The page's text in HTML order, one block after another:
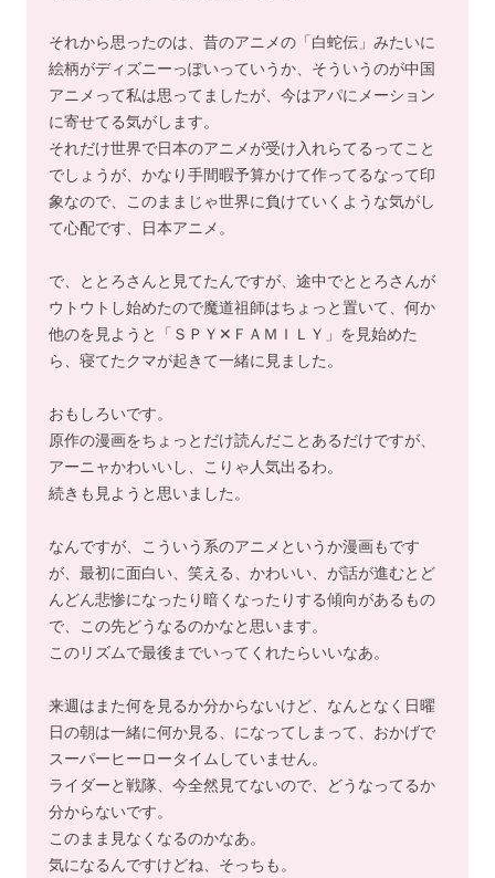
それから思ったのは、昔のアニメの「白蛇伝」みたいに
絵柄がディズニーっぽいっていうか、そういうのが中国
アニメって私は思ってましたが、今はアパにメーション
に寄せてる気がします。
それだけ世界で日本のアニメが受け入れらてるってこと
でしょうが、かなり手間暇予算かけて作ってるなって印
象なので、このままじゃ世界に負けていくような気がし
て心配です、日本アニメ。
で、ととろさんと見てたんですが、途中でととろさんが
ウトウトし始めたので魔道祖師はちょっと置いて、何か
他のを見ようと「ＳＰＹ✕ＦＡＭＩＬＹ」を見始めた
ら、寝てたクマが起きて一緒に見ました。
おもしろいです。
原作の漫画をちょっとだけ読んだことあるだけですが、
アーニャかわいいし、こりゃ人気出るわ。
続きも見ようと思いました。
なんですが、こういう系のアニメというか漫画もです
が、最初に面白い、笑える、かわいい、が話が進むとど
んどん悲惨になったり暗くなったりする傾向があるもの
で、この先どうなるのかなと思います。
このリズムで最後までいってくれたらいいなあ。
来週はまた何を見るか分からないけど、なんとなく日曜
日の朝は一緒に何か見る、になってしまって、おかげで
スーパーヒーロータイムしていません。
ライダーと戦隊、今全然見てないので、どうなってるか
分からないです。
このまま見なくなるのかなあ。
気になるんですけどね、そっちも。